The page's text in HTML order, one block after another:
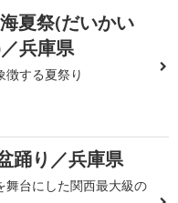
夏祭(だいかい
兵庫県
徴する夏祭り
踊り／兵庫県
舞台にした関西最大級の